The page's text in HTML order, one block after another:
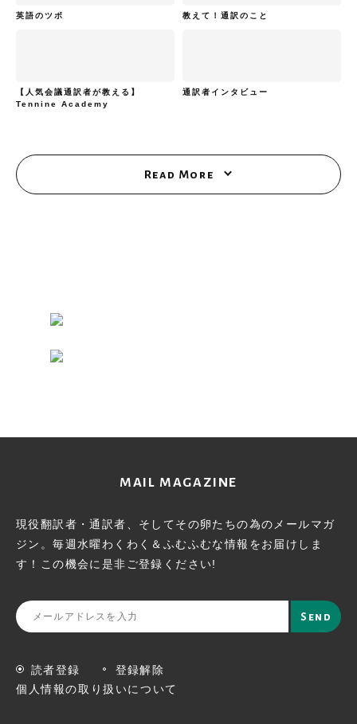
英語のツボ 教えて！通訳のこと
【人気会議通訳者が教える】
Tennine Academy
通訳者インタビュー
Read More
MAIL MAGAZINE
現役翻訳者・通訳者、そしてその卵たちの為のメールマガ
ジン。毎週水曜わくわく＆ふむふむな情報をお届けしま
す！この機会に 是非ご登録ください!
読者登録
登録解除
個人情報の取り扱いについて